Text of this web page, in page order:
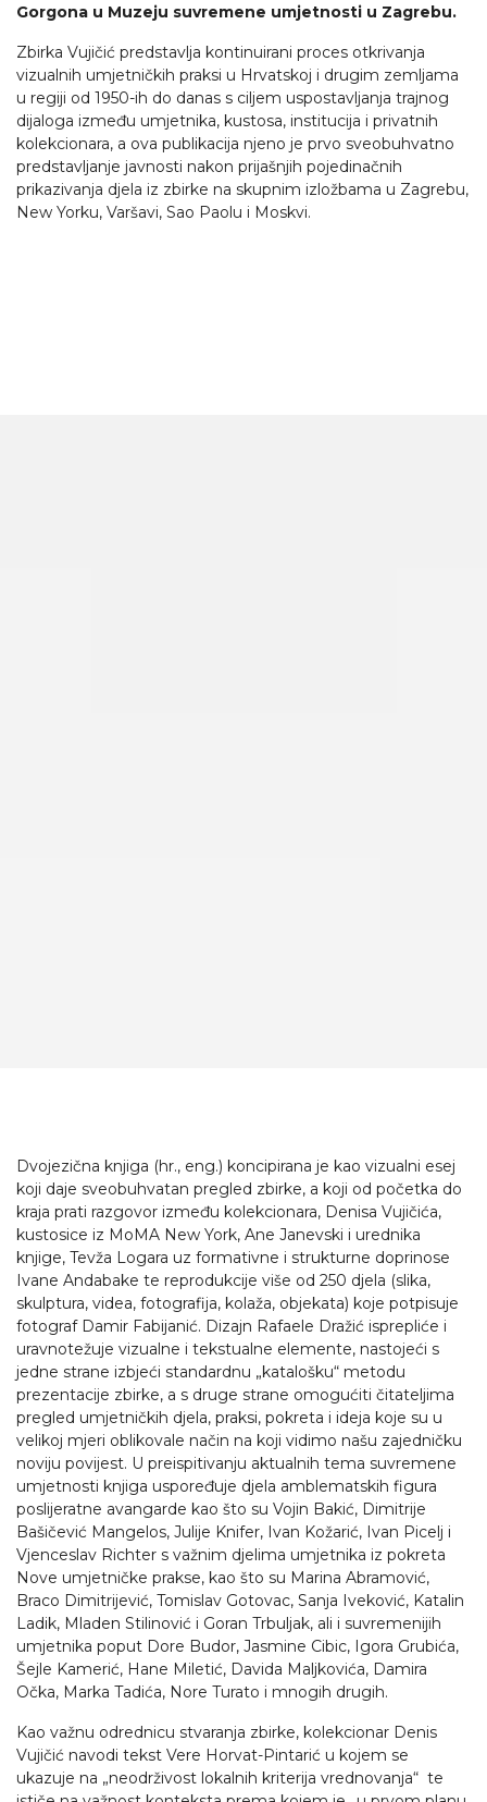
Gorgona u Muzeju suvremene umjetnosti u Zagrebu.
Zbirka Vujičić predstavlja kontinuirani proces otkrivanja
vizualnih umjetničkih praksi u Hrvatskoj i drugim zemljama
u regiji od 1950-ih do danas s ciljem uspostavljanja trajnog
dijaloga između umjetnika, kustosa, institucija i privatnih
kolekcionara, a ova publikacija njeno je prvo sveobuhvatno
predstavljanje javnosti nakon prijašnjih pojedinačnih
prikazivanja djela iz zbirke na skupnim izložbama u Zagrebu,
New Yorku, Varšavi, Sao Paolu i Moskvi.
Dvojezična knjiga (hr., eng.) koncipirana je kao vizualni esej
koji daje sveobuhvatan pregled zbirke, a koji od početka do
kraja prati razgovor između kolekcionara, Denisa Vujičića,
kustosice iz MoMA New York, Ane Janevski i urednika
knjige, Tevža Logara uz formativne i strukturne doprinose
Ivane Andabake te reprodukcije više od 250 djela (slika,
skulptura, videa, fotografija, kolaža, objekata) koje potpisuje
fotograf Damir Fabijanić. Dizajn Rafaele Dražić isprepliće i
uravnotežuje vizualne i tekstualne elemente, nastojeći s
jedne strane izbjeći standardnu „katalošku“ metodu
prezentacije zbirke, a s druge strane omogućiti čitateljima
pregled umjetničkih djela, praksi, pokreta i ideja koje su u
velikoj mjeri oblikovale način na koji vidimo našu zajedničku
noviju povijest. U preispitivanju aktualnih tema suvremene
umjetnosti knjiga uspoređuje djela amblematskih figura
poslijeratne avangarde kao što su Vojin Bakić, Dimitrije
Bašičević Mangelos, Julije Knifer, Ivan Kožarić, Ivan Picelj i
Vjenceslav Richter s važnim djelima umjetnika iz pokreta
Nove umjetničke prakse, kao što su Marina Abramović,
Braco Dimitrijević, Tomislav Gotovac, Sanja Iveković, Katalin
Ladik, Mladen Stilinović i Goran Trbuljak, ali i suvremenijih
umjetnika poput Dore Budor, Jasmine Cibic, Igora Grubića,
Šejle Kamerić, Hane Miletić, Davida Maljkovića, Damira
Očka, Marka Tadića, Nore Turato i mnogih drugih.
Kao važnu odrednicu stvaranja zbirke, kolekcionar Denis
Vujičić navodi tekst Vere Horvat-Pintarić u kojem se
ukazuje na „neodrživost lokalnih kriterija vrednovanja“ te